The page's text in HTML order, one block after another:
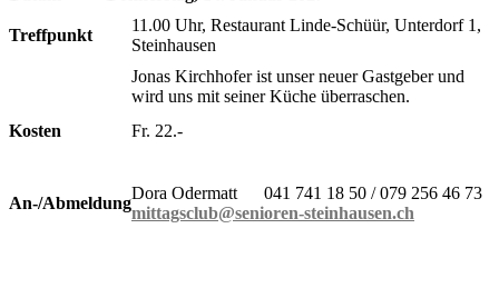
Treffpunkt
11.00 Uhr, Restaurant Linde-Schüür, Unterdorf 1,
Steinhausen
Jonas Kirchhofer ist unser neuer Gastgeber und
wird uns mit seiner Küche überraschen.
Kosten
Fr. 22.-
An-/Abmeldung
Dora Odermatt 041 741 18 50 / 079 256 46 73
mittagsclub@senioren-steinhausen.ch